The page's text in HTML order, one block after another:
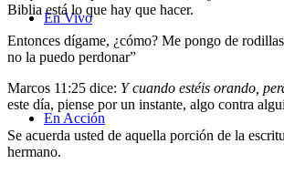
En Vivo
En Acción
Biblia está lo que hay que hacer.
Entonces dígame, ¿cómo? Me pongo de
no la puedo perdonar”
Marcos 11:25 dice: Y cuando estéis orando,
este día, piense por un instante, algo contra
Se acuerda usted de aquella porción de la
hermano.